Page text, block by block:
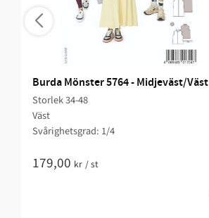
Burda Mönster 5764 - Midjeväst/Väst
Storlek 34-48
Väst
Svårighetsgrad: 1/4​
179,00 kr /st